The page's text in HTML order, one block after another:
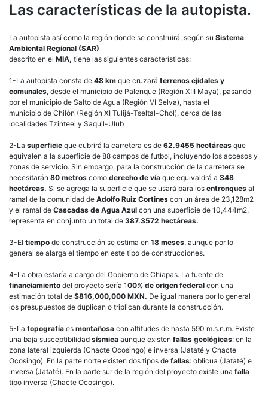
Las características de la autopista.
La autopista así como la región donde se construirá, según su Sistema
Ambiental Regional (SAR)
descrito en el MIA, tiene las siguientes características:
1-La autopista consta de 48 km que cruzará terrenos ejidales y
comunales, desde el municipio de Palenque (Región XIII Maya), pasando
por el municipio de Salto de Agua (Región VI Selva), hasta el
municipio de Chilón (Región XI Tulijá-Tseltal-Chol), cerca de las
localidades Tzinteel y Saquil-Ulub
2-La superficie que cubrirá la carretera es de 62.9455 hectáreas que
equivalen a la superficie de 88 campos de futbol, incluyendo los accesos y
zonas de servicio. Sin embargo, para la construcción de la carretera se
necesitarán 80 metros como derecho de vía que equivaldrá a 348
hectáreas. Si se agrega la superficie que se usará para los entronques al
ramal de la comunidad de Adolfo Ruiz Cortines con un área de 23,128m2
y el ramal de Cascadas de Agua Azul con una superficie de 10,444m2,
representa en conjunto un total de 387.3572 hectáreas.
3-El tiempo de construcción se estima en 18 meses, aunque por lo
general se alarga el tiempo en este tipo de construcciones.
4-La obra estaría a cargo del Gobierno de Chiapas. La fuente de
financiamiento del proyecto sería 100% de origen federal con una
estimación total de $816,000,000 MXN. De igual manera por lo general
los presupuestos de duplican o triplican durante la construcción.
5-La topografía es montañosa con altitudes de hasta 590 m.s.n.m. Existe
una baja susceptibilidad sísmica aunque existen fallas geológicas: en la
zona lateral izquierda (Chacte Ocosingo) e inversa (Jataté y Chacte
Ocosingo). En la parte norte existen dos tipos de fallas: oblicua (Jataté) e
inversa (Jataté). En la parte sur de la región del proyecto existe una falla
tipo inversa (Chacte Ocosingo).